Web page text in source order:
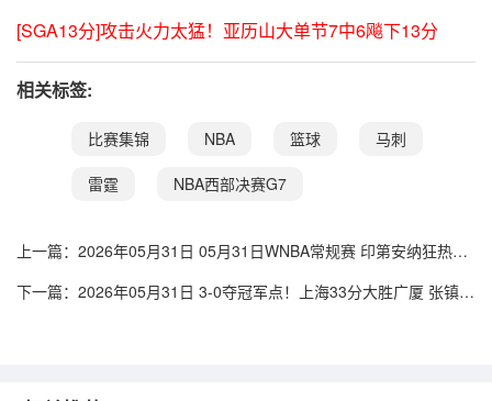
[SGA13分]攻击火力太猛！亚历山大单节7中6飚下13分
相关标签:
比赛集锦 NBA 篮球 马刺
雷霆 NBA西部决赛G7
上一篇： 2026年05月31日 05月31日WNBA常规赛 印第安纳狂热84
下一篇： 2026年05月31日 3-0夺冠军点！上海33分大胜广厦 张镇麟